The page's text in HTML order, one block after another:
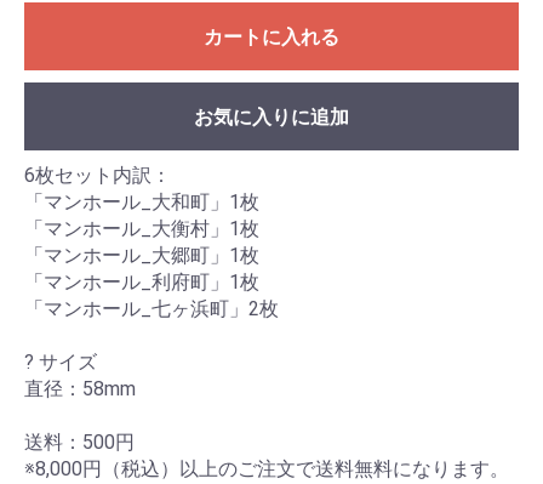
カートに入れる
お気に入りに追加
6枚セット内訳：
「マンホール_大和町」1枚
「マンホール_大衡村」1枚
「マンホール_大郷町」1枚
「マンホール_利府町」1枚
「マンホール_七ヶ浜町」2枚
? サイズ
直径：58mm
送料：500円
※8,000円（税込）以上のご注文で送料無料になります。